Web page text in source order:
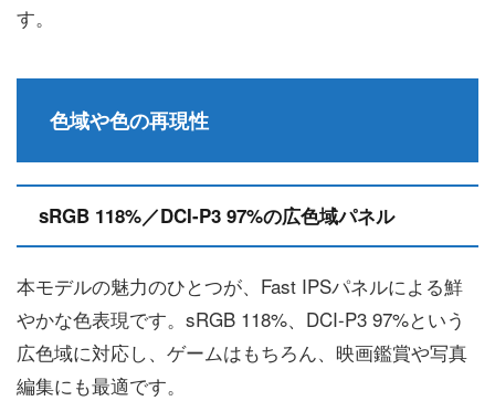
す。
色域や色の再現性
sRGB 118%／DCI-P3 97%の広色域パネル
本モデルの魅力のひとつが、Fast IPSパネルによる鮮
やかな色表現です。sRGB 118%、DCI-P3 97%という
広色域に対応し、ゲームはもちろん、映画鑑賞や写真
編集にも最適です。